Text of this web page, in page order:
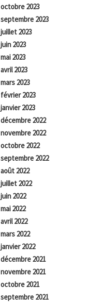
octobre 2023
septembre 2023
juillet 2023
juin 2023
mai 2023
avril 2023
mars 2023
février 2023
janvier 2023
décembre 2022
novembre 2022
octobre 2022
septembre 2022
août 2022
juillet 2022
juin 2022
mai 2022
avril 2022
mars 2022
janvier 2022
décembre 2021
novembre 2021
octobre 2021
septembre 2021